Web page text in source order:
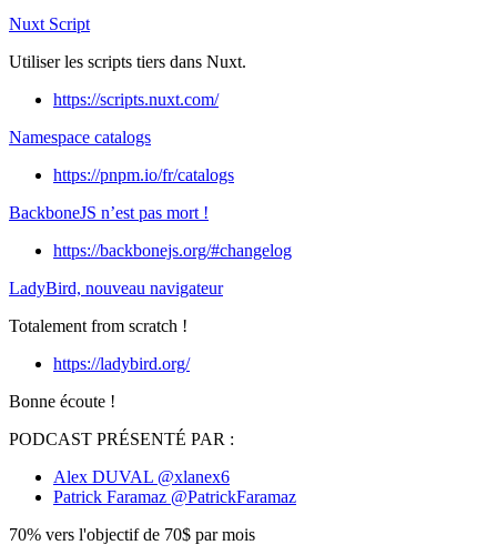
Nuxt Script
Utiliser les scripts tiers dans Nuxt.
https://scripts.nuxt.com/
Namespace catalogs
https://pnpm.io/fr/catalogs
BackboneJS n’est pas mort !
https://backbonejs.org/#changelog
LadyBird, nouveau navigateur
Totalement from scratch !
https://ladybird.org/
Bonne écoute !
PODCAST PRÉSENTÉ PAR :
Alex DUVAL @xlanex6
Patrick Faramaz @PatrickFaramaz
70% vers l'objectif de 70$ par mois